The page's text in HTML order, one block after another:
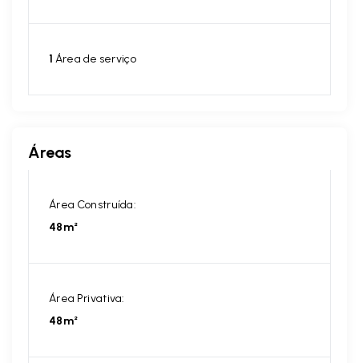
1 Área de serviço
Áreas
Área Construída:
48m²
Área Privativa:
48m²